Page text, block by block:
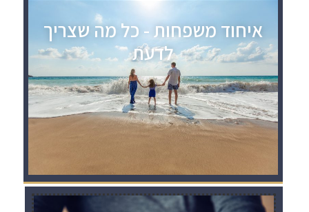
איחוד משפחות - כל מה שצריך
לדעת